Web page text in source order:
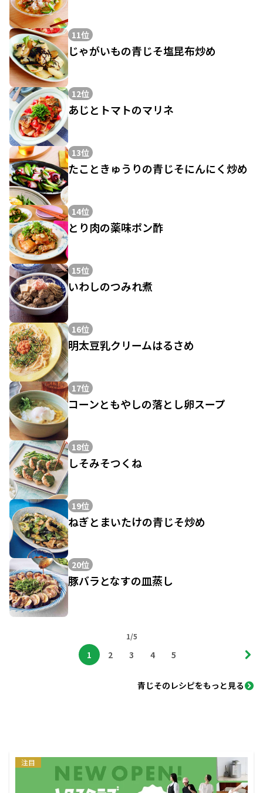
11位
じゃがいもの青じそ塩昆布炒め
12位
あじとトマトのマリネ
13位
たこときゅうりの青じそにんにく炒め
14位
とり肉の薬味ポン酢
15位
いわしのつみれ煮
16位
明太豆乳クリームはるさめ
17位
コーンともやしの落とし卵スープ
18位
しそみそつくね
19位
ねぎとまいたけの青じそ炒め
20位
豚バラとなすの皿蒸し
1/5
1 2 3 4 5
青じそのレシピをもっと見る
注目